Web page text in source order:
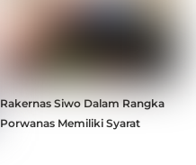
Rakernas Siwo Dalam Rangka
Porwanas Memiliki Syarat